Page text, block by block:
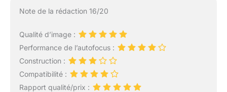
Note de la rédaction 16/20
Qualité d’image :
Performance de l’autofocus :
Construction :
Compatibilité :
Rapport qualité/prix :